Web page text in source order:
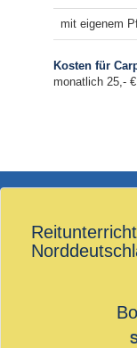
mit eigenem
Kosten für
monatlich 25,- €